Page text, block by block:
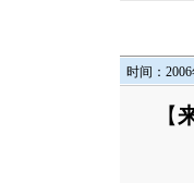
时间：
【